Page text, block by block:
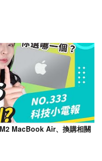
MacBook Air、換購相關